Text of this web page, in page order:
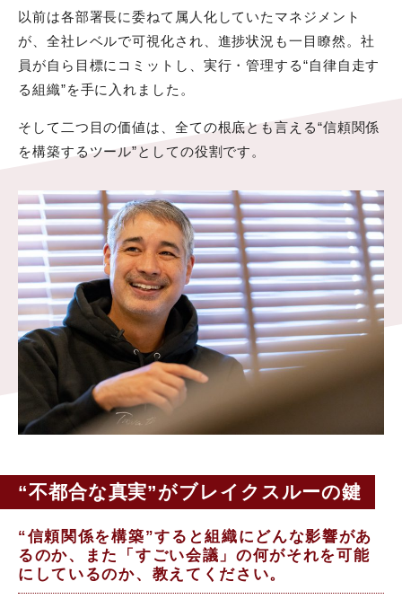
以前は各部署長に委ねて属人化していたマネジメント
が、全社レベルで可視化され、進捗状況も一目瞭然。社
員が自ら目標にコミットし、実行・管理する“自律自走す
る組織”を手に入れました。
そして二つ目の価値は、全ての根底とも言える“信頼関係
を構築するツール”としての役割です。
“不都合な真実”がブレイクスルーの鍵
“信頼関係を構築”すると組織にどんな影響があ
るのか、また「すごい会議」の何がそれを可能
にしているのか、教えてください。